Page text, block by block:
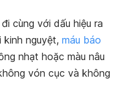
cùng với dấu hiệu ra
kinh nguyệt, máu báo
nhạt hoặc màu nâu
vón cục và không